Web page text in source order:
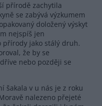
přírodě zachytila
se zabývá výzkumem
doložený výskyt
nejspíš jen
přírody jako stálý druh.
že by se
nebo později se
šakala v u nás je z roku
nalezeno přejeté